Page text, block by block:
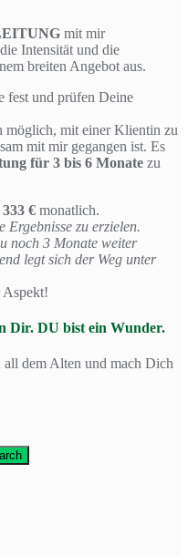
mit mir
Intensität und die
breiten Angebot aus.
fest und prüfen Deine
möglich, mit einer Klientin zu
mit mir gegangen ist. Es
für 3 bis 6 Monate zu
333 € monatlich.
Ergebnisse zu erzielen.
noch 3 Monate weiter
legt sich der Weg unter
Aspekt!
Dir. DU bist ein Wunder.
dem Alten und mach Dich